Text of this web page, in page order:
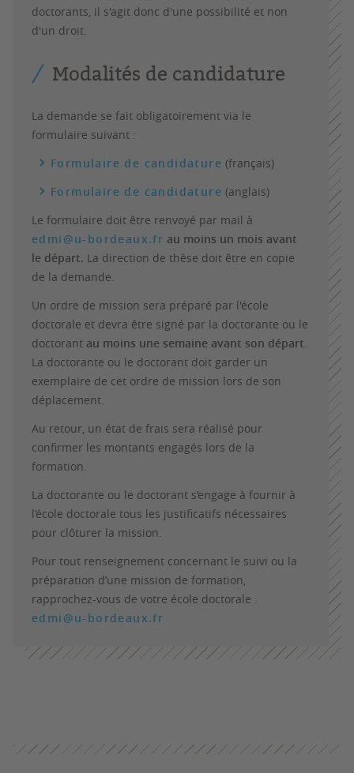
doctorants, il s'agit donc d'une possibilité et non
d'un droit.
Modalités de candidature
La demande se fait obligatoirement via le
formulaire suivant :
Formulaire de candidature (français)
Formulaire de candidature (anglais)
Le formulaire doit être renvoyé par mail à
edmi@u-bordeaux.fr au moins un mois avant
le départ. La direction de thèse doit être en copie
de la demande.
Un ordre de mission sera préparé par l'école
doctorale et devra être signé par la doctorante ou le
doctorant au moins une semaine avant son départ.
La doctorante ou le doctorant doit garder un
exemplaire de cet ordre de mission lors de son
déplacement.
Au retour, un état de frais sera réalisé pour
confirmer les montants engagés lors de la
formation.
La doctorante ou le doctorant s’engage à fournir à
l’école doctorale tous les justificatifs nécessaires
pour clôturer la mission.
Pour tout renseignement concernant le suivi ou la
préparation d’une mission de formation,
rapprochez-vous de votre école doctorale :
edmi@u-bordeaux.fr